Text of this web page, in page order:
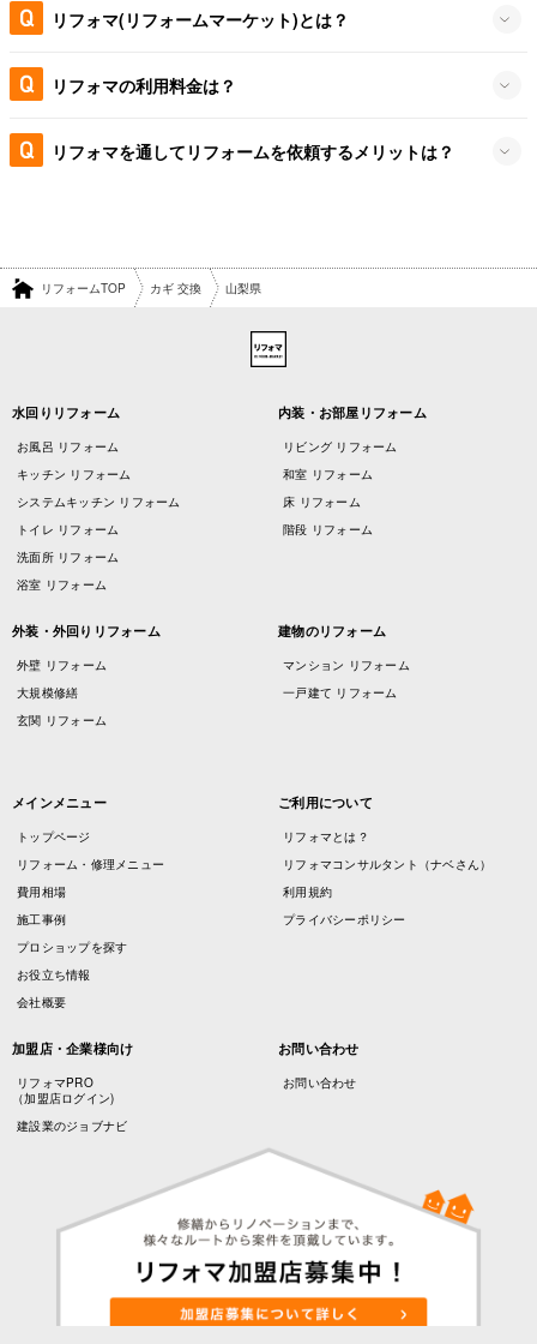
リフォマ(リフォームマーケット)とは？
リフォマの利用料金は？
リフォマを通してリフォームを依頼するメリットは？
リフォームTOP カギ 交換 山梨県
水回りリフォーム
お風呂 リフォーム
キッチン リフォーム
システムキッチン リフォーム
トイレ リフォーム
洗面所 リフォーム
浴室 リフォーム
内装・お部屋リフォーム
リビング リフォーム
和室 リフォーム
床 リフォーム
階段 リフォーム
外装・外回りリフォーム
外壁 リフォーム
大規模修繕
玄関 リフォーム
建物のリフォーム
マンション リフォーム
一戸建て リフォーム
メインメニュー
トップページ
リフォーム・修理メニュー
費用相場
施工事例
プロショップを探す
お役立ち情報
会社概要
ご利用について
リフォマとは？
リフォマコンサルタント（ナベさん）
利用規約
プライバシーポリシー
加盟店・企業様向け
リフォマPRO
（加盟店ログイン)
建設業のジョブナビ
お問い合わせ
お問い合わせ